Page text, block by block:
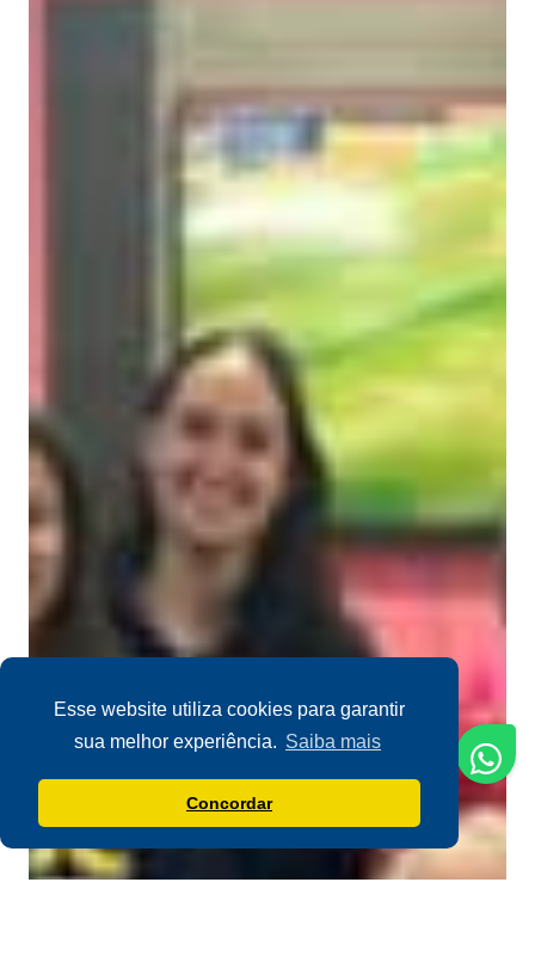
Esse website utiliza cookies para garantir
sua melhor experiência. Saiba mais
Concordar